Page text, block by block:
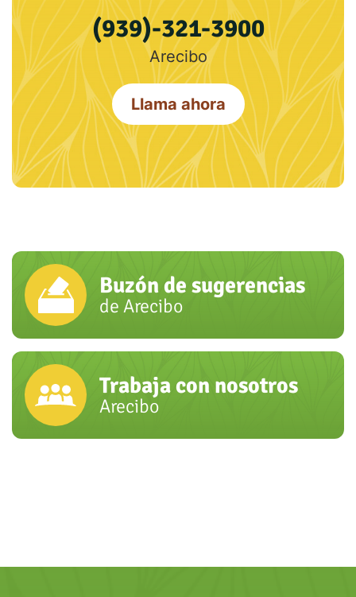
(939)-321-3900
Arecibo
Llama ahora
Buzón de sugerencias
de Arecibo
Trabaja con nosotros
Arecibo